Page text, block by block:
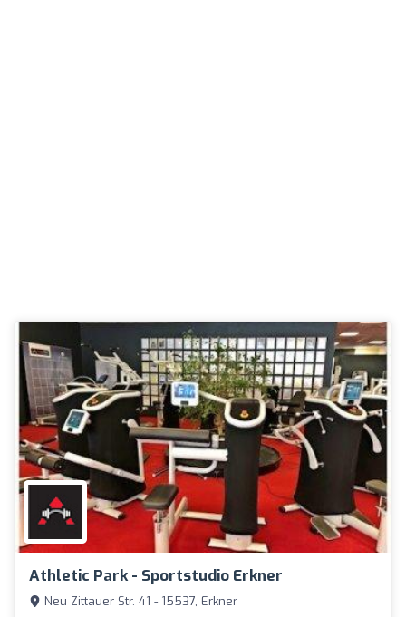
Athletic Park - Sportstudio Erkner
Neu Zittauer Str. 41 - 15537, Erkner